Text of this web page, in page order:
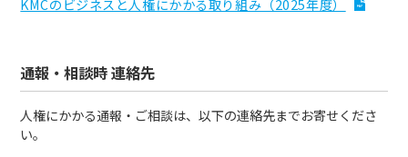
KMCのビジネスと人権にかかる取り組み（2025年度）
通報・相談時 連絡先
人権にかかる通報・ご相談は、以下の連絡先までお寄せくださ
い。